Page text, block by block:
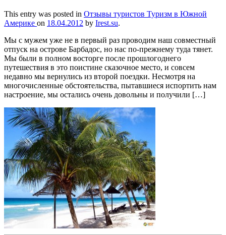
This entry was posted in Отзывы туристов Туризм в Южной
Америке on 18.04.2012 by Irest.su.
Мы с мужем уже не в первый раз проводим наш совместный
отпуск на острове Барбадос, но нас по-прежнему туда тянет.
Мы были в полном восторге после прошлогоднего
путешествия в это поистине сказочное место, и совсем
недавно мы вернулись из второй поездки. Несмотря на
многочисленные обстоятельства, пытавшиеся испортить нам
настроение, мы остались очень довольны и получили […]